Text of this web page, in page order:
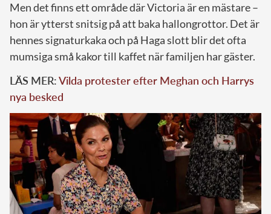
Men det finns ett område där Victoria är en mästare –
hon är ytterst snitsig på att baka hallongrottor. Det är
hennes signaturkaka och på Haga slott blir det ofta
mumsiga små kakor till kaffet när familjen har gäster.
LÄS MER:Vilda protester efter Meghan och Harrys
nya besked